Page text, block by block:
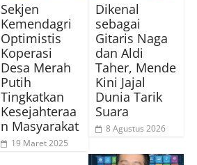
Sekjen
Kemendagri
Optimistis
Koperasi
Desa Merah
Putih
Tingkatkan
Kesejahteraa
n Masyarakat
19 Maret 2025
Dikenal
sebagai
Gitaris Naga
dan Aldi
Taher, Mende
Kini Jajal
Dunia Tarik
Suara
8 Agustus 2026